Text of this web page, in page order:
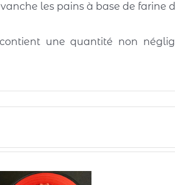
les pains à base de farine
une quantité non